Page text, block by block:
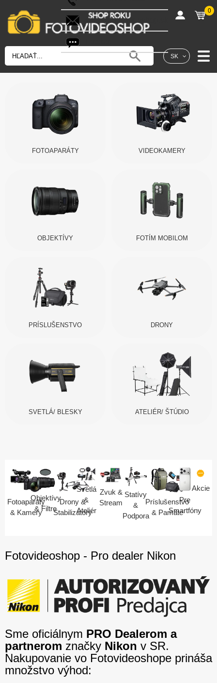
SK
shop@fotovideoshop.sk
0
FOTOAPARÁTY VIDEOKAMERY
OBJEKTÍVY FOTÍM MOBILOM
PRÍSLUŠENSTVO DRONY
SVETLÁ/ BLESKY ATELIÉR/ ŠTÚDIO
Fotoaparáty
& Kamery
Objektívy
& Filtre
Drony &
Stabilizátory
Svetlá
&
Ateliér
Zvuk &
Stream
Statívy
&
Podpora
Príslušenstvo
& Pamäte
Pre
Smartfóny
Akcie
Fotovideoshop - Pro dealer Nikon
Sme oficiálnym PRO Dealerom a
partnerom značky Nikon v SR.
Nakupovanie vo Fotovideoshope prináša
množstvo výhod: